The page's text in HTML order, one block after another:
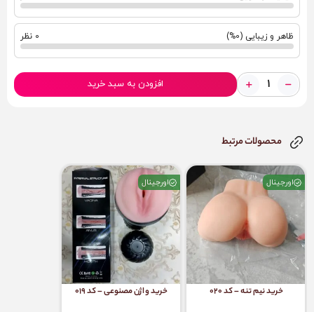
ظاهر و زیبایی (0%) 0 نظر
افزودن به سبد خرید
محصولات مرتبط
اورجینال
خرید نیم تنه – کد 020
اورجینال
خرید واژن مصنوعی – کد 019